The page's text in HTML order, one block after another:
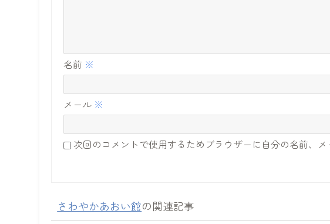
名前 ※
メール ※
次回のコメントで使用するためブラウザーに自分の名前、メ
さわやかあおい館の関連記事